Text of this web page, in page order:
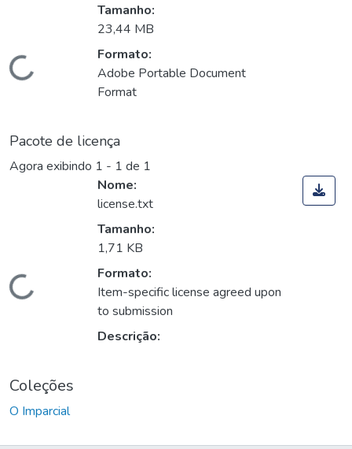
Carregando...
Tamanho:
23,44 MB
Formato:
Adobe Portable Document
Format
Pacote de licença
Agora exibindo 1 - 1 de 1
Carregando...
Nome:
license.txt
Tamanho:
1,71 KB
Formato:
Item-specific license agreed upon
to submission
Descrição:
Coleções
O Imparcial